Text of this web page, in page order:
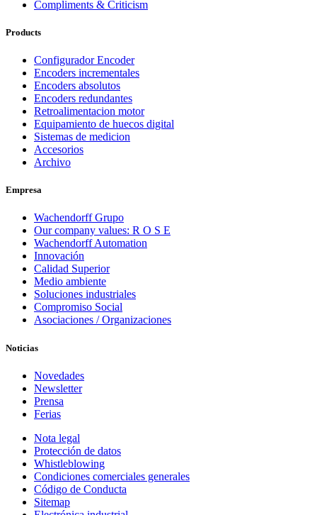
Compliments & Criticism
Products
Configurador Encoder
Encoders incrementales
Encoders absolutos
Encoders redundantes
Retroalimentacion motor
Equipamiento de huecos digital
Sistemas de medicion
Accesorios
Archivo
Empresa
Wachendorff Grupo
Our company values: R O S E
Wachendorff Automation
Innovación
Calidad Superior
Medio ambiente
Soluciones industriales
Compromiso Social
Asociaciones / Organizaciones
Noticias
Novedades
Newsletter
Prensa
Ferias
Nota legal
Protección de datos
Whistleblowing
Condiciones comerciales generales
Código de Conducta
Sitemap